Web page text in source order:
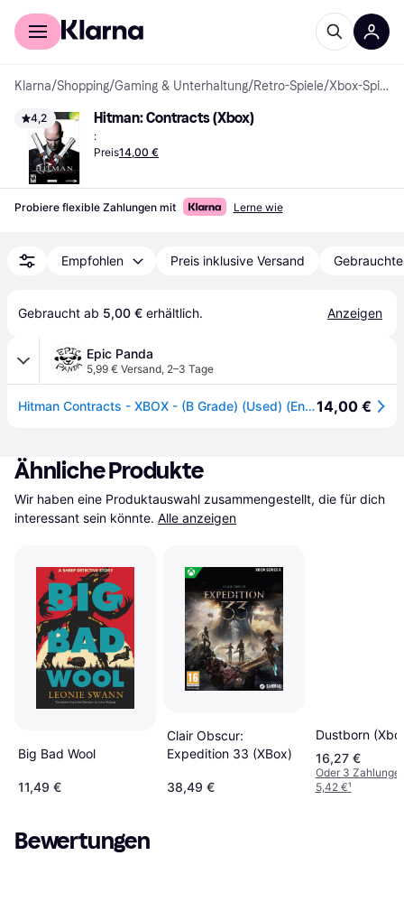
Für Shopper
Klarna/Shopping/Gaming & Unterhaltung/Retro-Spiele/ Xbox-Spiele
4,2 Hitman: Contracts (Xbox)
:
Preis14,00 €
Probiere flexible Zahlungen mit Lerne wie
Empfohlen Preis inklusive Versand
Gebraucht ab 5,00 € erhältlich. Anzeigen
Epic Panda
5,99 € Versand, 2–3 Tage
Hitman Contracts - XBOX - (B Grade) (Used) (Eng)14,00 €
Ähnliche Produkte
Wir haben eine Produktauswahl zusammengestellt, die für dich
interessant sein könnte. Alle anzeigen
Big Bad Wool
11,49 €
Clair Obscur:
Expedition 33 (XBox)
38,49 €
Dustborn
16,27 €
Oder 3
5,42 €¹
Bewertungen